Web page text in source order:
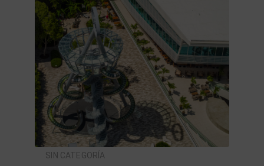
SIN CATEGORÍA